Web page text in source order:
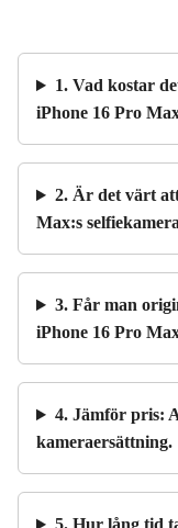
1. Vad kostar
iPhone 16 Pro
2. Är det värt
Max:s
3. Får man
iPhone 16 Pro
4. Jämför pris:
kameraersättning.